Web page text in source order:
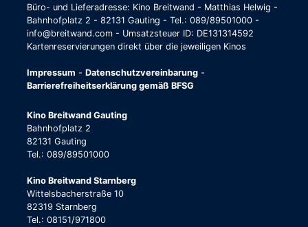
Büro- und Lieferadresse: Kino Breitwand - Matthias Helwig -
Bahnhofplatz 2 - 82131 Gauting - Tel.: 089/89501000 -
info@breitwand.com - Umsatzsteuer ID: DE131314592
Kartenreservierungen direkt über die jeweiligen Kinos
Impressum - Datenschutzvereinbarung -
Barrierefreiheitserklärung gemäß BFSG
Kino Breitwand Gauting
Bahnhofplatz 2
82131 Gauting
Tel.: 089/89501000
Kino Breitwand Starnberg
Wittelsbacherstraße 10
82319 Starnberg
Tel.: 08151/971800